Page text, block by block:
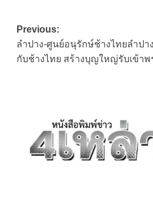
Post
navigation
Previous:
ลำปาง-ศูนย์อนุรักษ์ช้างไทยลำป
กับช้างไทย สร้างบุญใหญ่รับเข้าพ